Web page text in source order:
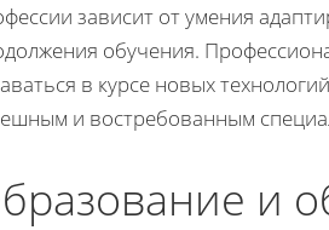
зависит от умения
обучения.
в курсе новых
и востребованным
и